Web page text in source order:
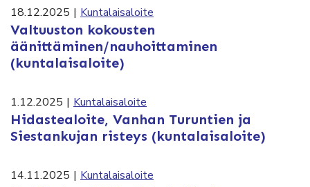
18.12.2025 | Kuntalaisaloite
Valtuuston kokousten
äänittäminen/nauhoittaminen
(kuntalaisaloite)
1.12.2025 | Kuntalaisaloite
Hidastealoite, Vanhan Turuntien ja
Siestankujan risteys (kuntalaisaloite)
14.11.2025 | Kuntalaisaloite